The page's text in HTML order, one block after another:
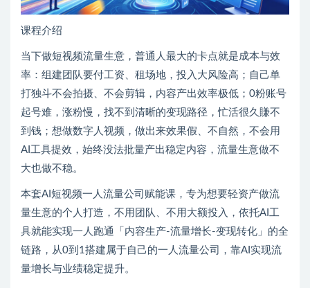
课程介绍
当下做短视频流量生意，普通人最大的卡点就是成本与效
率：组建团队要付工资、租场地，投入大风险高；自己单
打独斗不会拍摄、不会剪辑，内容产出效率极低；0粉账号
起号难，涨粉慢，找不到清晰的变现路径，忙活很久賺不
到钱；想做数字人视频，做出来效果假、不自然，不会用
AI工具提效，始终没法批量产出稳定内容，流量生意做不
大也做不稳。
本套AI短视频一人流量公司赋能课，专为想要轻资产做流
量生意的个人打造，不用团队、不用大额投入，依托AI工
具就能实现一人跑通「内容生产-流量增长-变现转化」的全
链路，从0到1搭建属于自己的一人流量公司，靠AI实现流
量增长与业绩稳定提升。